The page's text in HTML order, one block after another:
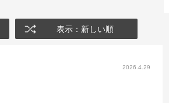
表示：新しい順
2026.4.29